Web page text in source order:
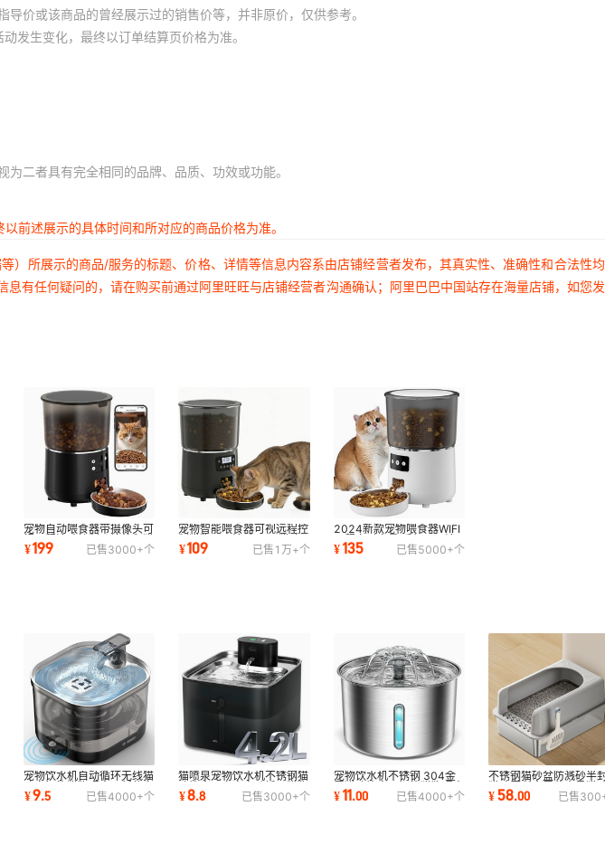
19.40 22.90 8618.644
19.40 22.90
19.40 22.90 8618.644 1450
价或该商品的曾经展示过的销售价等，并非原价，仅供参考。
发生变化，最终以订单结算页价格为准。
二者具有完全相同的品牌、品质、功效或功能。
前述展示的具体时间和所对应的商品价格为准。
所展示的商品/服务的标题、价格、详情等信息内容系由店铺经营者发布，其真实性、准确性和合法性
有任何疑问的，请在购买前通过阿里旺旺与店铺经营者沟通确认；阿里巴巴中国站存在海量店铺，如您
宠物自动喂食器带摄像头可
视远程涂鸦控制跨境外贸猫
咪智能喂食器
¥199 已售3000+个
宠物智能喂食器可视远程控
制猫狗用品涂鸦APP 猫咪
自动喂食器跨境
¥109 已售 1万+个
2024新款宠物喂食器WIFI
远程定时定量 手机APP涂
鸦智能猫狗喂食机
¥135 已售5000+个
宠物饮水机自动循环无线猫
喷泉智能猫狗喂水器新款宠
物用品厂批发
¥9.5 已售4000+个
猫喷泉宠物饮水机不锈钢猫
咪饮水器充电自动循环猫狗
智能喂养用品
¥8.8 已售3000+个
宠物饮水机不锈钢 304金
属猫咪饮水器智能猫狗喂水
新款宠物用品厂
¥11.00 已售4000+个
不锈钢猫砂盆防溅砂半
猫咪厕所金属盆大号猫
宠物用品厂家
¥58.00 已售